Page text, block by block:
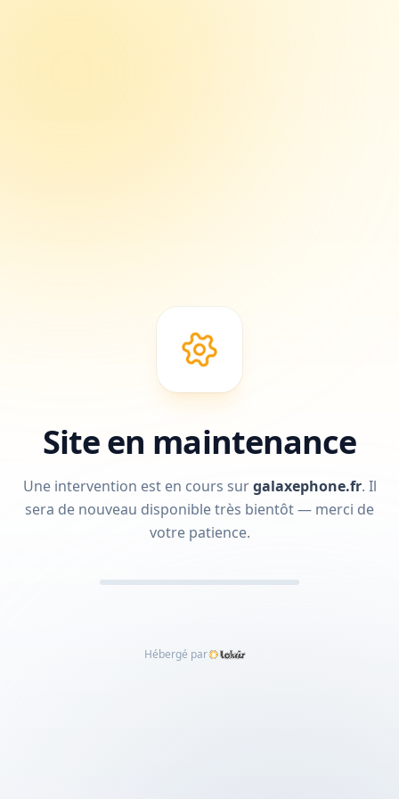
Site en maintenance
Une intervention est en cours surgalaxephone.fr. Il
sera de nouveau disponible très bientôt — merci de
votre patience.
Hébergé par